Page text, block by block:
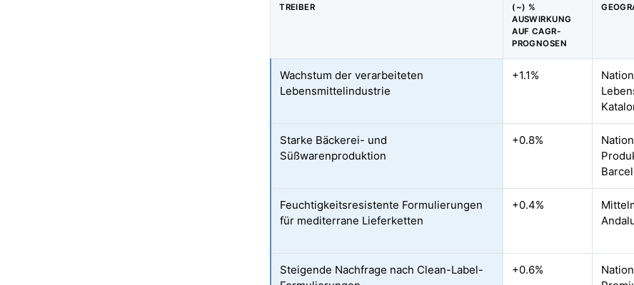
TREIBER
(~) %
AUSWIRKUNG
AUF CAGR-
PROGNOSEN
Wachstum der verarbeiteten
Lebensmittelindustrie
+1.1%
Starke Bäckerei- und
Süßwarenproduktion
+0.8%
Feuchtigkeitsresistente Formulierungen
für mediterrane Lieferketten
+0.4%
Steigende Nachfrage nach Clean-Label-
+0.6%